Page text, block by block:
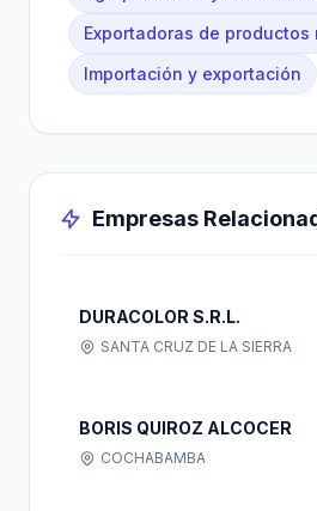
Exportadoras de productos
Importación y exportación
Empresas
DURACOLOR S.R.L.
SANTA CRUZ DE LA SIERRA
BORIS QUIROZ ALCOCER
COCHABAMBA